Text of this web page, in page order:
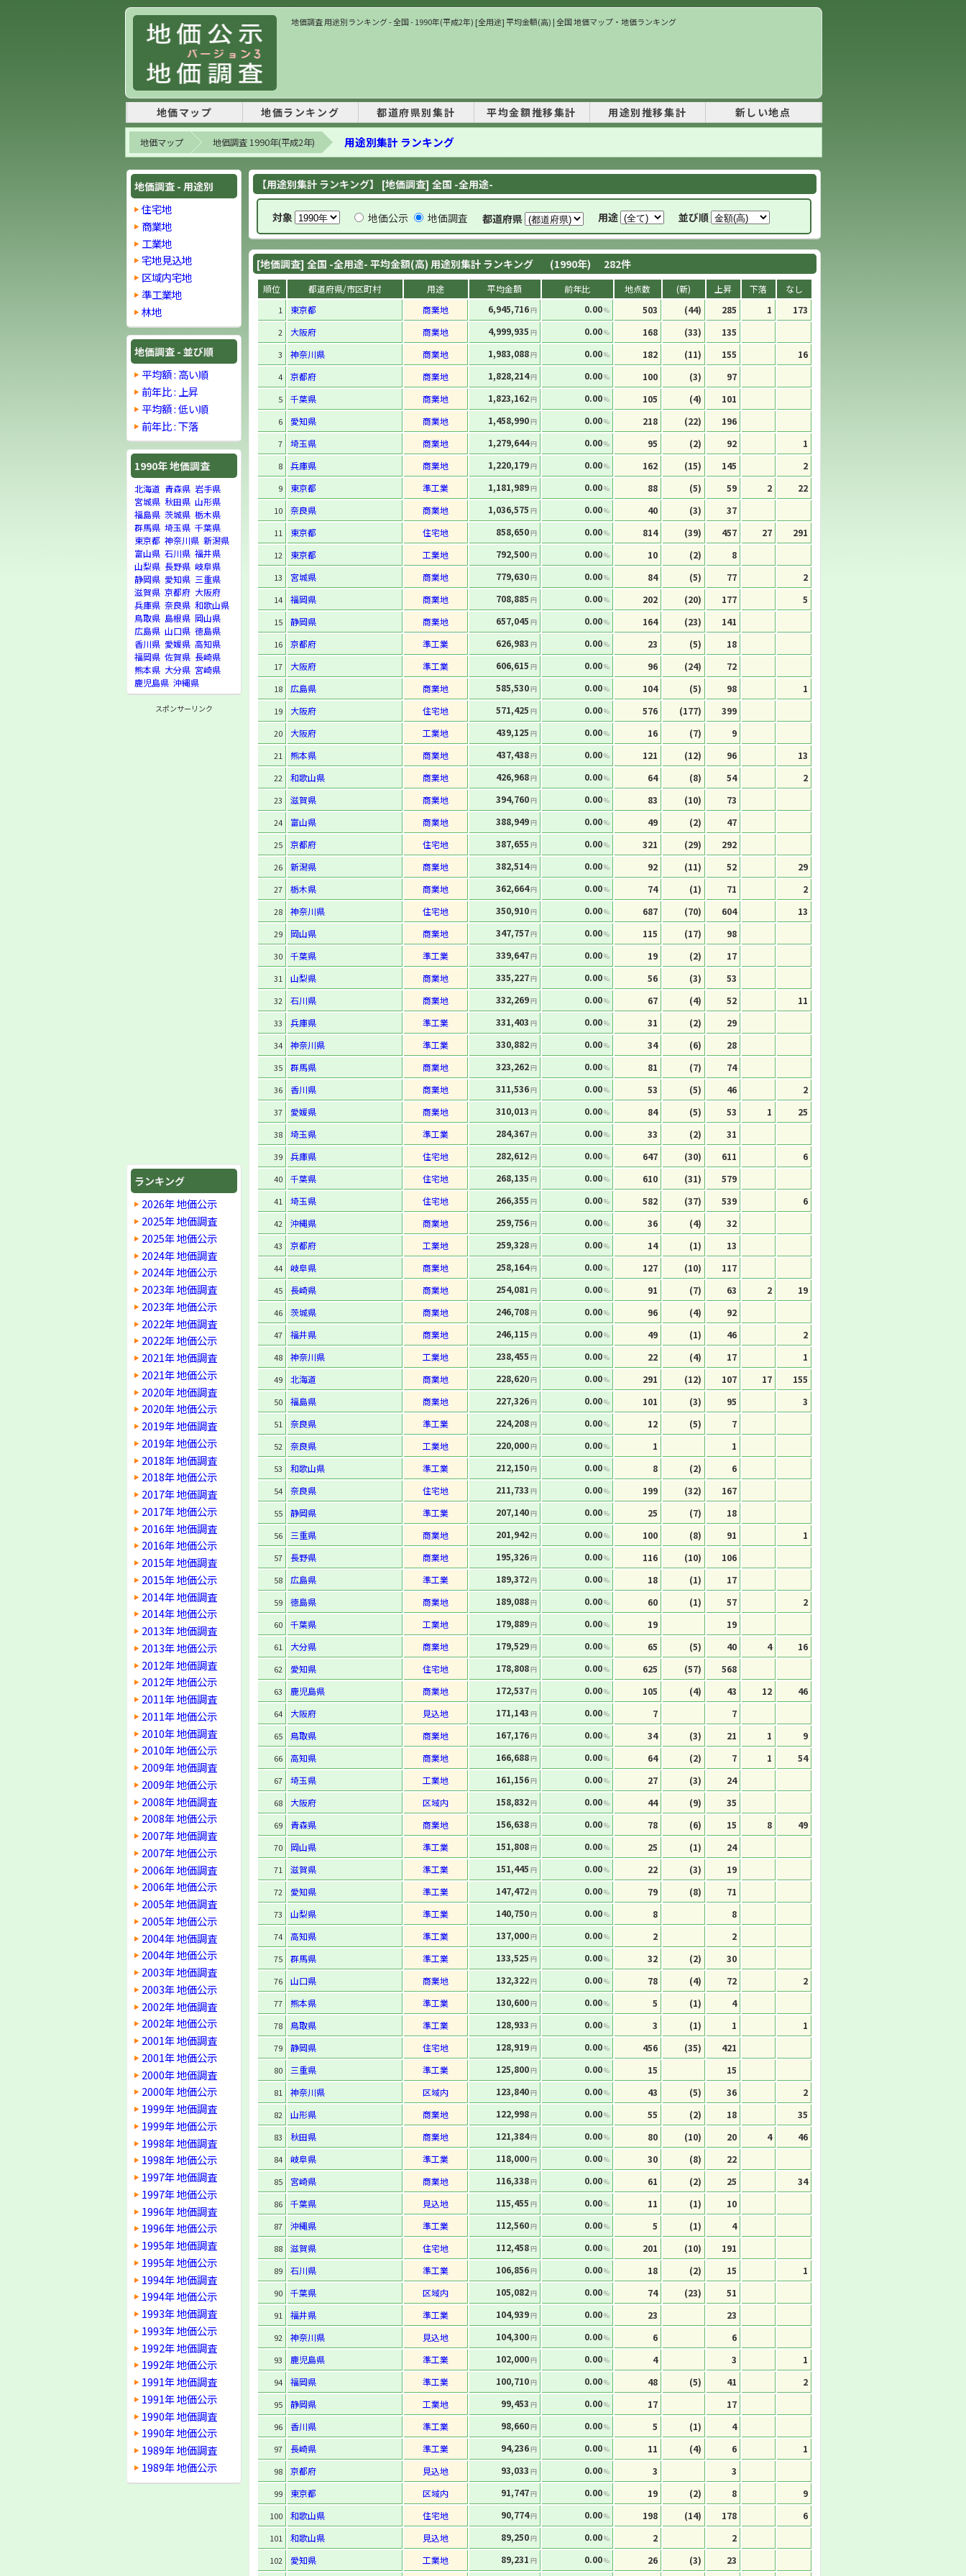
地価調査 用途別ランキング - 全国 - 1990年(平成2年) [全用途] 平均金額(高) | 全国 地価マップ・地価ランキング
地価マップ 地価ランキング 都道府県別集計 平均金額推移集計 用途別推移集計 新しい地点
地価マップ 地価調査 1990年(平成2年) 用途別集計 ランキング
地価調査 - 用途別
住宅地
商業地
工業地
宅地見込地
区域内宅地
準工業地
林地
地価調査 - 並び順
平均額 : 高い順
前年比 : 上昇
平均額 : 低い順
前年比 : 下落
1990年 地価調査
北海道 青森県 岩手県
宮城県 秋田県 山形県
福島県 茨城県 栃木県
群馬県 埼玉県 千葉県
東京都 神奈川県 新潟県
富山県 石川県 福井県
山梨県 長野県 岐阜県
静岡県 愛知県 三重県
滋賀県 京都府 大阪府
兵庫県 奈良県 和歌山県
鳥取県 島根県 岡山県
広島県 山口県 徳島県
香川県 愛媛県 高知県
福岡県 佐賀県 長崎県
熊本県 大分県 宮崎県
鹿児島県 沖縄県
スポンサーリンク
ランキング
2026年 地価公示
2025年 地価調査
2025年 地価公示
2024年 地価調査
2024年 地価公示
2023年 地価調査
2023年 地価公示
2022年 地価調査
2022年 地価公示
2021年 地価調査
2021年 地価公示
2020年 地価調査
2020年 地価公示
2019年 地価調査
2019年 地価公示
2018年 地価調査
2018年 地価公示
2017年 地価調査
2017年 地価公示
2016年 地価調査
2016年 地価公示
2015年 地価調査
2015年 地価公示
2014年 地価調査
2014年 地価公示
2013年 地価調査
2013年 地価公示
2012年 地価調査
2012年 地価公示
2011年 地価調査
2011年 地価公示
2010年 地価調査
2010年 地価公示
2009年 地価調査
2009年 地価公示
2008年 地価調査
2008年 地価公示
2007年 地価調査
2007年 地価公示
2006年 地価調査
2006年 地価公示
2005年 地価調査
2005年 地価公示
2004年 地価調査
2004年 地価公示
2003年 地価調査
2003年 地価公示
2002年 地価調査
2002年 地価公示
2001年 地価調査
2001年 地価公示
2000年 地価調査
2000年 地価公示
1999年 地価調査
1999年 地価公示
1998年 地価調査
1998年 地価公示
1997年 地価調査
1997年 地価公示
1996年 地価調査
1996年 地価公示
1995年 地価調査
1995年 地価公示
1994年 地価調査
1994年 地価公示
1993年 地価調査
1993年 地価公示
1992年 地価調査
1992年 地価公示
1991年 地価調査
1991年 地価公示
1990年 地価調査
1990年 地価公示
1989年 地価調査
1989年 地価公示
【用途別集計 ランキング】 [地価調査] 全国 -全用途-
対象 地価公示 地価調査 都道府県 用途 並び順
[地価調査] 全国 -全用途- 平均金額(高) 用途別集計 ランキング (1990年) 282件
順位 都道府県/市区町村 用途 平均金額 前年比 地点数 (新) 上昇 下落 なし
1 東京都 商業地 6,945,716円 0.00% 503 (44) 285 1 173
2 大阪府 商業地 4,999,935 円 0.00% 168 (33) 135
3 神奈川県 商業地 1,983,088円 0.00% 182 (11) 155 16
4 京都府 商業地 1,828,214円 0.00% 100 (3) 97
5 千葉県 商業地 1,823,162円 0.00% 105 (4) 101
6 愛知県 商業地 1,458,990円 0.00% 218 (22) 196
7 埼玉県 商業地 1,279,644円 0.00% 95 (2) 92 1
8 兵庫県 商業地 1,220,179円 0.00% 162 (15) 145 2
9 東京都 準工業 1,181,989円 0.00% 88 (5) 59 2 22
10 奈良県 商業地 1,036,575 円 0.00% 40 (3) 37
11 東京都 住宅地 858,650円 0.00% 814 (39) 457 27 291
12 東京都 工業地 792,500円 0.00% 10 (2) 8
13 宮城県 商業地 779,630円 0.00% 84 (5) 77 2
14 福岡県 商業地 708,885 円 0.00% 202 (20) 177 5
15 静岡県 商業地 657,045 円 0.00% 164 (23) 141
16 京都府 準工業 626,983 円 0.00% 23 (5) 18
17 大阪府 準工業 606,615 円 0.00% 96 (24) 72
18 広島県 商業地 585,530円 0.00% 104 (5) 98 1
19 大阪府 住宅地 571,425 円 0.00% 576 (177) 399
20 大阪府 工業地 439,125 円 0.00% 16 (7) 9
21 熊本県 商業地 437,438円 0.00% 121 (12) 96 13
22 和歌山県 商業地 426,968円 0.00% 64 (8) 54 2
23 滋賀県 商業地 394,760円 0.00% 83 (10) 73
24 富山県 商業地 388,949円 0.00% 49 (2) 47
25 京都府 住宅地 387,655 円 0.00% 321 (29) 292
26 新潟県 商業地 382,514円 0.00% 92 (11) 52 29
27 栃木県 商業地 362,664円 0.00% 74 (1) 71 2
28 神奈川県 住宅地 350,910円 0.00% 687 (70) 604 13
29 岡山県 商業地 347,757円 0.00% 115 (17) 98
30 千葉県 準工業 339,647円 0.00% 19 (2) 17
31 山梨県 商業地 335,227円 0.00% 56 (3) 53
32 石川県 商業地 332,269円 0.00% 67 (4) 52 11
33 兵庫県 準工業 331,403 円 0.00% 31 (2) 29
34 神奈川県 準工業 330,882円 0.00% 34 (6) 28
35 群馬県 商業地 323,262円 0.00% 81 (7) 74
36 香川県 商業地 311,536円 0.00% 53 (5) 46 2
37 愛媛県 商業地 310,013 円 0.00% 84 (5) 53 1 25
38 埼玉県 準工業 284,367円 0.00% 33 (2) 31
39 兵庫県 住宅地 282,612円 0.00% 647 (30) 611 6
40 千葉県 住宅地 268,135 円 0.00% 610 (31) 579
41 埼玉県 住宅地 266,355 円 0.00% 582 (37) 539 6
42 沖縄県 商業地 259,756円 0.00% 36 (4) 32
43 京都府 工業地 259,328円 0.00% 14 (1) 13
44 岐阜県 商業地 258,164円 0.00% 127 (10) 117
45 長崎県 商業地 254,081 円 0.00% 91 (7) 63 2 19
46 茨城県 商業地 246,708円 0.00% 96 (4) 92
47 福井県 商業地 246,115 円 0.00% 49 (1) 46 2
48 神奈川県 工業地 238,455 円 0.00% 22 (4) 17 1
49 北海道 商業地 228,620円 0.00% 291 (12) 107 17 155
50 福島県 商業地 227,326円 0.00% 101 (3) 95 3
51 奈良県 準工業 224,208円 0.00% 12 (5) 7
52 奈良県 工業地 220,000円 0.00% 1 1
53 和歌山県 準工業 212,150円 0.00% 8 (2) 6
54 奈良県 住宅地 211,733 円 0.00% 199 (32) 167
55 静岡県 準工業 207,140円 0.00% 25 (7) 18
56 三重県 商業地 201,942円 0.00% 100 (8) 91 1
57 長野県 商業地 195,326円 0.00% 116 (10) 106
58 広島県 準工業 189,372円 0.00% 18 (1) 17
59 徳島県 商業地 189,088円 0.00% 60 (1) 57 2
60 千葉県 工業地 179,889円 0.00% 19 19
61 大分県 商業地 179,529円 0.00% 65 (5) 40 4 16
62 愛知県 住宅地 178,808円 0.00% 625 (57) 568
63 鹿児島県 商業地 172,537円 0.00% 105 (4) 43 12 46
64 大阪府 見込地 171,143 円 0.00% 7 7
65 鳥取県 商業地 167,176円 0.00% 34 (3) 21 1 9
66 高知県 商業地 166,688円 0.00% 64 (2) 7 1 54
67 埼玉県 工業地 161,156円 0.00% 27 (3) 24
68 大阪府 区域内 158,832円 0.00% 44 (9) 35
69 青森県 商業地 156,638円 0.00% 78 (6) 15 8 49
70 岡山県 準工業 151,808円 0.00% 25 (1) 24
71 滋賀県 準工業 151,445 円 0.00% 22 (3) 19
72 愛知県 準工業 147,472円 0.00% 79 (8) 71
73 山梨県 準工業 140,750円 0.00% 8 8
74 高知県 準工業 137,000円 0.00% 2 2
75 群馬県 準工業 133,525 円 0.00% 32 (2) 30
76 山口県 商業地 132,322円 0.00% 78 (4) 72 2
77 熊本県 準工業 130,600円 0.00% 5 (1) 4
78 鳥取県 準工業 128,933 円 0.00% 3 (1) 1 1
79 静岡県 住宅地 128,919円 0.00% 456 (35) 421
80 三重県 準工業 125,800円 0.00% 15 15
81 神奈川県 区域内 123,840円 0.00% 43 (5) 36 2
82 山形県 商業地 122,998円 0.00% 55 (2) 18 35
83 秋田県 商業地 121,384円 0.00% 80 (10) 20 4 46
84 岐阜県 準工業 118,000円 0.00% 30 (8) 22
85 宮崎県 商業地 116,338円 0.00% 61 (2) 25 34
86 千葉県 見込地 115,455 円 0.00% 11 (1) 10
87 沖縄県 準工業 112,560円 0.00% 5 (1) 4
88 滋賀県 住宅地 112,458円 0.00% 201 (10) 191
89 石川県 準工業 106,856円 0.00% 18 (2) 15 1
90 千葉県 区域内 105,082円 0.00% 74 (23) 51
91 福井県 準工業 104,939円 0.00% 23 23
92 神奈川県 見込地 104,300円 0.00% 6 6
93 鹿児島県 準工業 102,000円 0.00% 4 3 1
94 福岡県 準工業 100,710円 0.00% 48 (5) 41 2
95 静岡県 工業地 99,453 円 0.00% 17 17
96 香川県 準工業 98,660円 0.00% 5 (1) 4
97 長崎県 準工業 94,236円 0.00% 11 (4) 6 1
98 京都府 見込地 93,033 円 0.00% 3 3
99 東京都 区域内 91,747円 0.00% 19 (2) 8 9
100 和歌山県 住宅地 90,774円 0.00% 198 (14) 178 6
101 和歌山県 見込地 89,250円 0.00% 2 2
102 愛知県 工業地 89,231 円 0.00% 26 (3)
23